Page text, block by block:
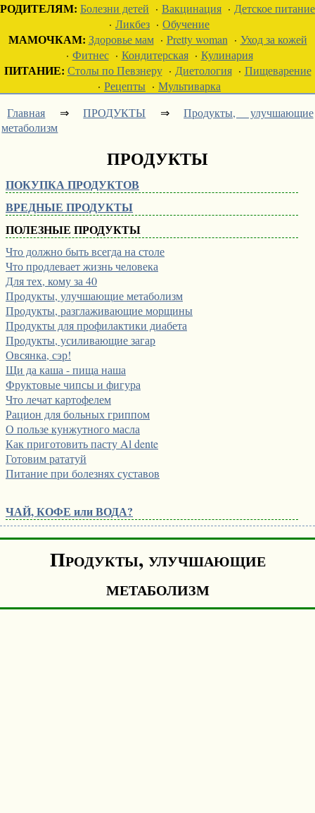
РОДИТЕЛЯМ: Болезни детей · Вакцинация · Детское питание
· Ликбез · Обучение
МАМОЧКАМ: Здоровье мам· Pretty woman · Уход за кожей
· Фитнес· Кондитерская· Кулинария
ПИТАНИЕ: Столы по Певзнеру· Диетология· Пищеварение
· Рецепты · Мультиварка
Главная ⇒ПРОДУКТЫ ⇒Продукты, улучшающие
метаболизм
ПРОДУКТЫ
ПОКУПКА ПРОДУКТОВ
ВРЕДНЫЕ ПРОДУКТЫ
ПОЛЕЗНЫЕ ПРОДУКТЫ
Что должно быть всегда на столе
Что продлевает жизнь человека
Для тех, кому за 40
Продукты, улучшающие метаболизм
Продукты, разглаживающие морщины
Продукты для профилактики диабета
Продукты, усиливающие загар
Овсянка, сэр!
Щи да каша - пища наша
Фруктовые чипсы и фигура
Что лечат картофелем
Рацион для больных гриппом
О пользе кунжутного масла
Как приготовить пасту Al dente
Готовим рататуй
Питание при болезнях суставов
ЧАЙ, КОФЕ или ВОДА?
Продукты, улучшающие
метаболизм